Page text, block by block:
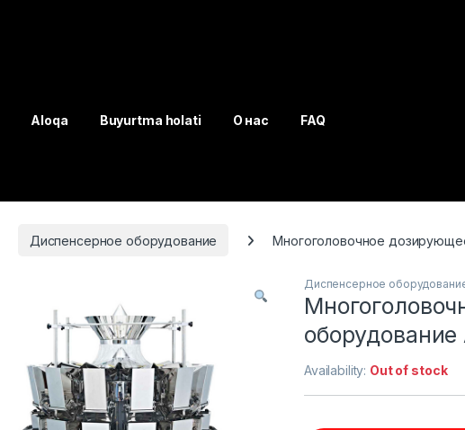
Aloqa Buyurtma holati О нас FAQ
Диспенсерное оборудование Многоголовочное
Диспенсерное
оборудование
Availability: Out of stock